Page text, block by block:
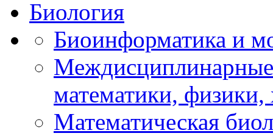
Биология
Биоинформатика и
математики,
Математическая